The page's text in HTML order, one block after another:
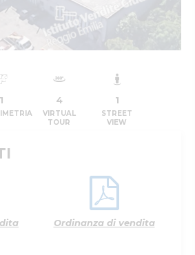
1 4
VIRTUAL
TOUR
1
STREET
VIEW
Ordinanza di vendita